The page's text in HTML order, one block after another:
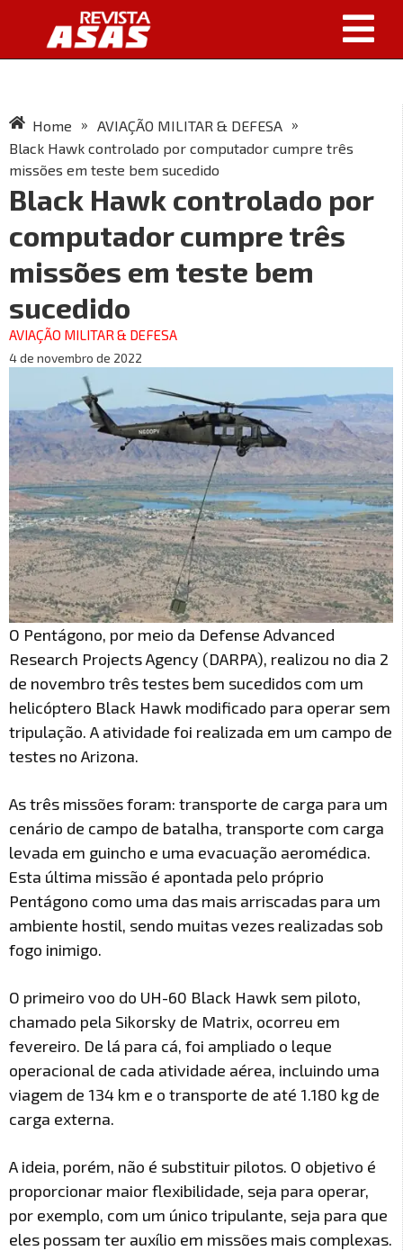
Home » AVIAÇÃO MILITAR & DEFESA »
Black Hawk controlado por computador cumpre três
missões em teste bem sucedido
Black Hawk controlado por
computador cumpre três
missões em teste bem
sucedido
AVIAÇÃO MILITAR & DEFESA
4 de novembro de 2022
O Pentágono, por meio da Defense Advanced
Research Projects Agency (DARPA), realizou no dia 2
de novembro três testes bem sucedidos com um
helicóptero Black Hawk modificado para operar sem
tripulação. A atividade foi realizada em um campo de
testes no Arizona.
As três missões foram: transporte de carga para um
cenário de campo de batalha, transporte com carga
levada em guincho e uma evacuação aeromédica.
Esta última missão é apontada pelo próprio
Pentágono como uma das mais arriscadas para um
ambiente hostil, sendo muitas vezes realizadas sob
fogo inimigo.
O primeiro voo do UH-60 Black Hawk sem piloto,
chamado pela Sikorsky de Matrix, ocorreu em
fevereiro. De lá para cá, foi ampliado o leque
operacional de cada atividade aérea, incluindo uma
viagem de 134 km e o transporte de até 1.180 kg de
carga externa.
A ideia, porém, não é substituir pilotos. O objetivo é
proporcionar maior flexibilidade, seja para operar,
por exemplo, com um único tripulante, seja para que
eles possam ter auxílio em missões mais complexas.